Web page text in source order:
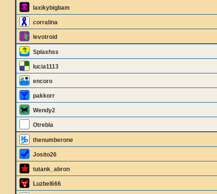
laxikybigbam
corralina
levotroid
Splashss
lucia1113
encoro
pakkorr
Wendy2
Otrebla
thenumberone
Josito26
tutank_abron
Luzbel666